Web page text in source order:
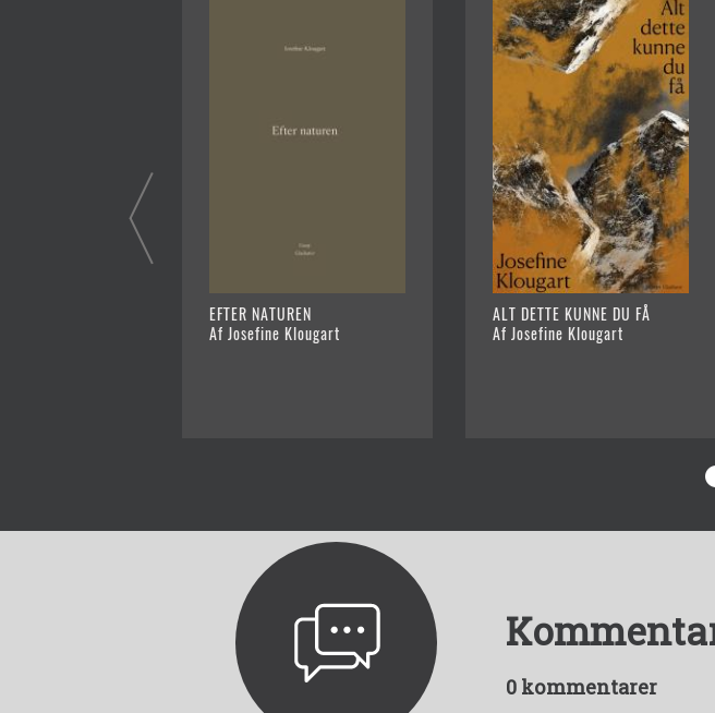
EFTER NATUREN
Af Josefine Klougart
ALT DETTE KUNNE DU FÅ
Af Josefine Klougart
0 kommentarer